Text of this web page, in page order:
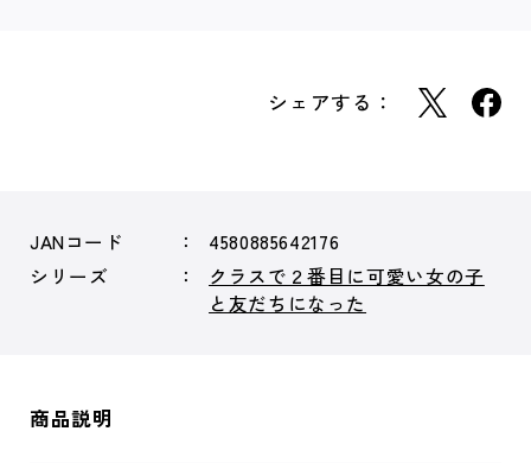
シェアする：
JANコード
4580885642176
シリーズ
クラスで２番目に可愛い女の子
と友だちになった
商品説明